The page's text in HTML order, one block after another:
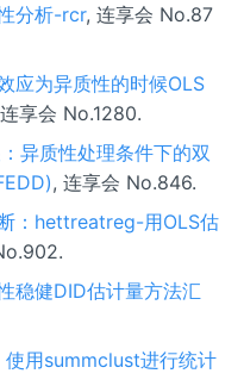
分析-rcr, 连享会 No.87
应为异质性的时候OLS
享会 No.1280.
异质性处理条件下的双
, 连享会 No.846.
：hettreatreg-用OLS估
稳健DID估计量方法汇
使用summclust进行统计